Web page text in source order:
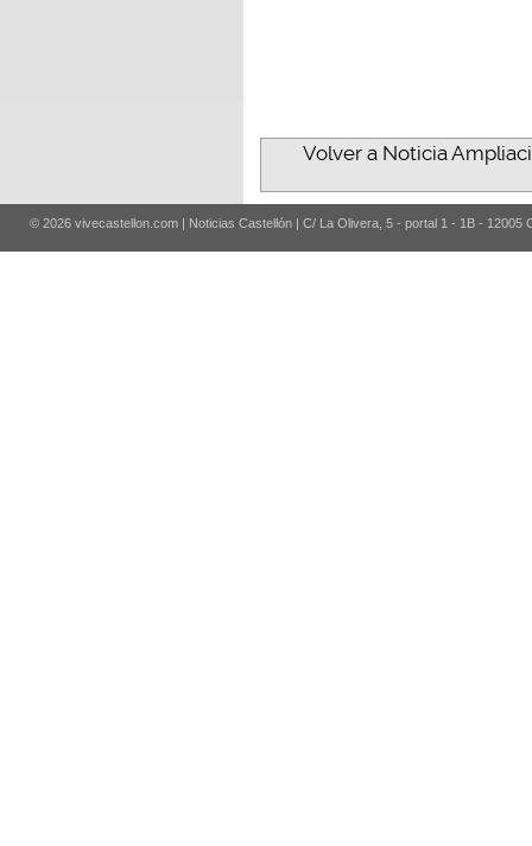
Volver a Noticia
© 2026 vivecastellon.com | Noticias Castellón | C/ La Olivera, 5 - portal 1 - 1B - 12005